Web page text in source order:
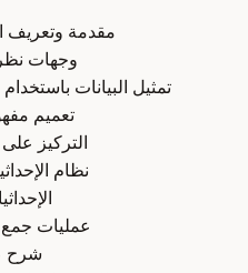
مقدمة وتعريف
وجهات
تمثيل البيانات
تعميم
التركيز
نظام
عمليات جمع
شرح